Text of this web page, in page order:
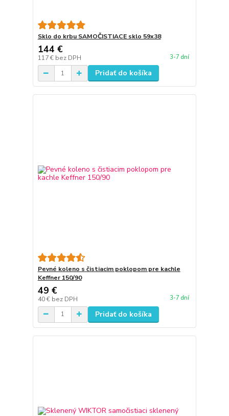
Sklo do krbu SAMOČISTIACE sklo 59x38
144 €
117 € bez DPH 3-7 dní
Pridať do košíka
Pevné koleno s čistiacim poklopom pre kachle
Keffner 150/90
49 €
40 € bez DPH 3-7 dní
Pridať do košíka